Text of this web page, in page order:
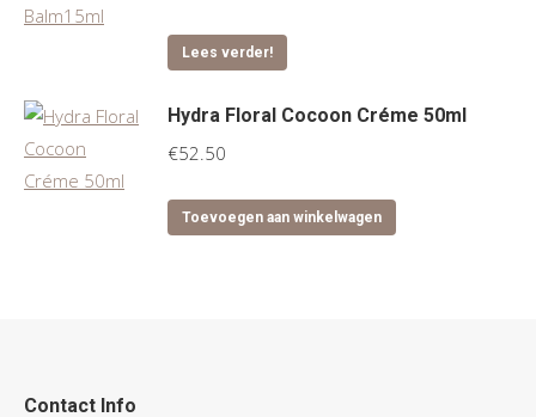
Lees verder!
Hydra Floral Cocoon Créme 50ml
€52.50
Toevoegen aan winkelwagen
Contact Info